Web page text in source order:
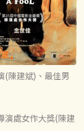
陳建斌)、最佳男
處女作大獎(陳建